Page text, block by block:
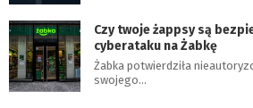
Czy twoje żappsy są
cyberataku na Żabkę
Żabka potwierdziła
swojego…